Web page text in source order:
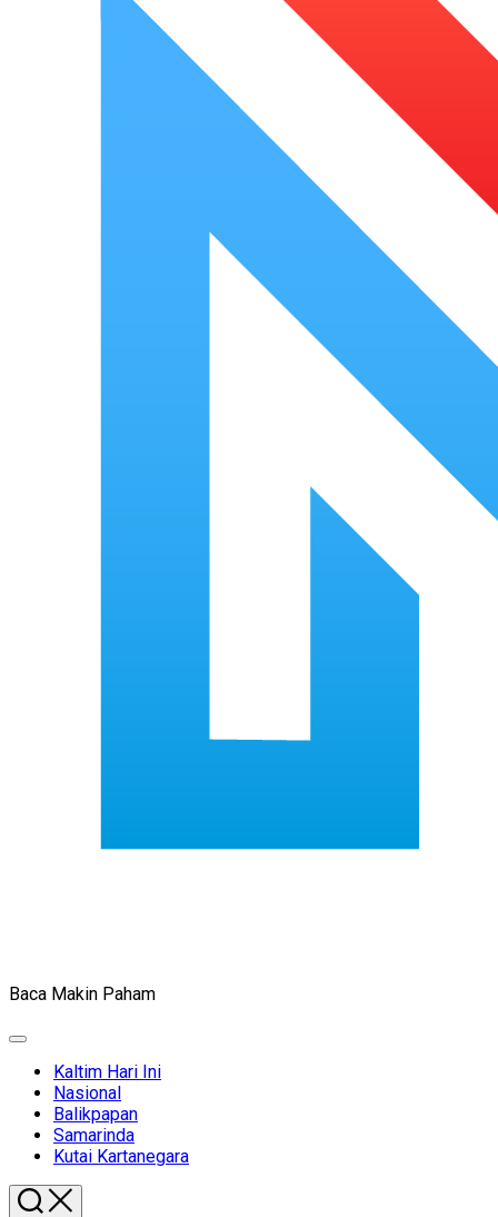
Baca Makin Paham
Expand
Kaltim Hari Ini
Nasional
Balikpapan
Samarinda
Kutai Kartanegara